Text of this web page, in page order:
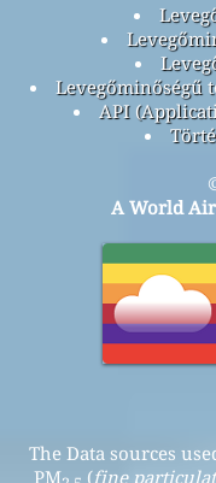
Levegőminőségű
API
A World
The Data sources
PM
(fine